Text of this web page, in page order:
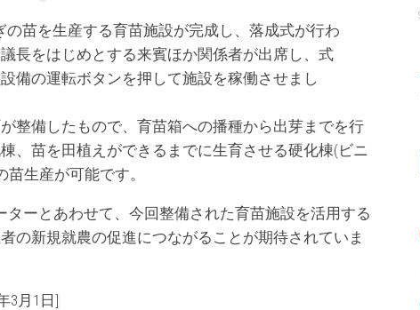
苗を生産する育苗施設が完成し、落成式が行わ
長をはじめとする来賓ほか関係者が出席し、式
備の運転ボタンを押して施設を稼働させまし
整備したもので、育苗箱への播種から出芽までを行
、苗を田植えができるまでに生育させる硬化棟(ビニ
生産が可能です。
ーとあわせて、今回整備された育苗施設を活用する
の新規就農の促進につながることが期待されていま